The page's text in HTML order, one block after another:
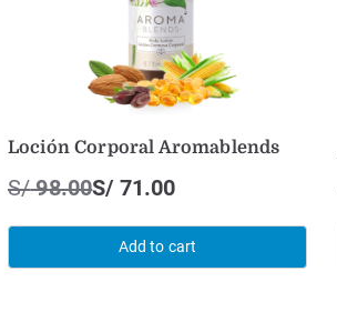
Loción Corporal Aromablends
S/98.00S/ 71.00
Add to cart